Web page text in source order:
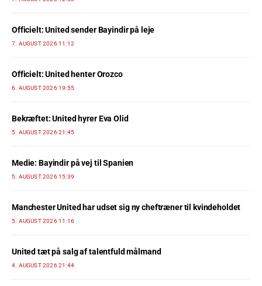
Officielt: United sender Bayindir på leje
7. AUGUST 2026 11:12
Officielt: United henter Orozco
6. AUGUST 2026 19:55
Bekræftet: United hyrer Eva Olid
5. AUGUST 2026 21:45
Medie: Bayindir på vej til Spanien
5. AUGUST 2026 15:39
Manchester United har udset sig ny cheftræner til kvindeholdet
5. AUGUST 2026 11:16
United tæt på salg af talentfuld målmand
4. AUGUST 2026 21:44